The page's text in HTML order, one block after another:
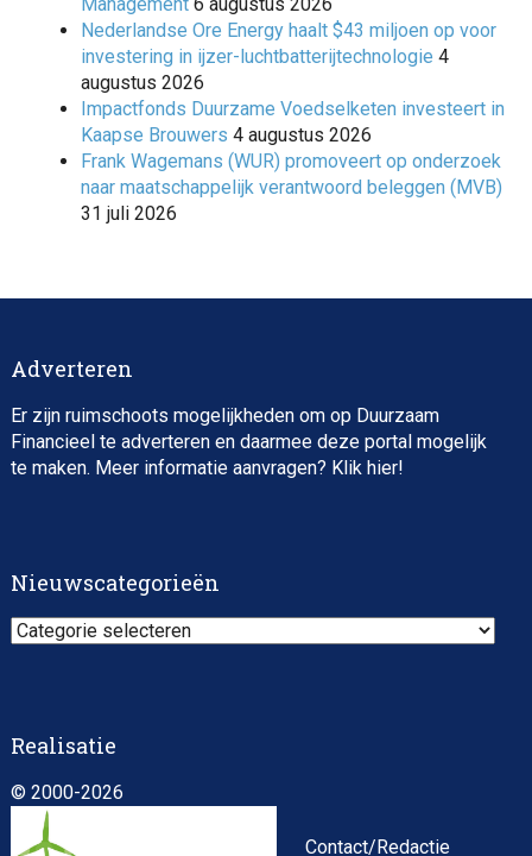
Nederlandse Ore Energy haalt $43 miljoen op voor
investering in ijzer-luchtbatterijtechnologie 4
augustus 2026
Impactfonds Duurzame Voedselketen investeert in
Kaapse Brouwers 4 augustus 2026
Frank Wagemans (WUR) promoveert op onderzoek
naar maatschappelijk verantwoord beleggen (MVB)
31 juli 2026
Adverteren
Er zijn ruimschoots mogelijkheden om op Duurzaam
Financieel te adverteren en daarmee deze portal mogelijk
te maken. Meer informatie aanvragen? Klik hier!
Nieuwscategorieën
Nieuwscategorieën
Realisatie
© 2000-2026
Contact/Redactie